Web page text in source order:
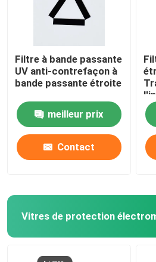
Filtre à bande passante
UV anti-contrefaçon à
bande passante étroite
meilleur prix
Contact